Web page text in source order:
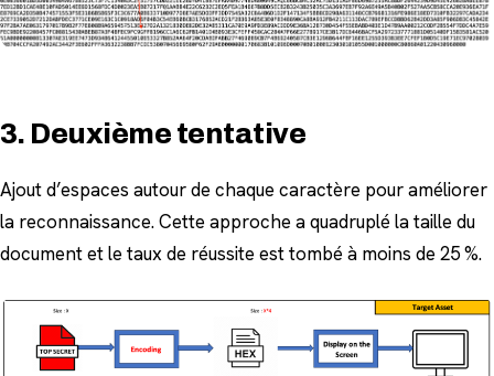
3. Deuxième tentative
Ajout d’espaces autour de chaque caractère pour améliorer
la reconnaissance. Cette approche a quadruplé la taille du
document et le taux de réussite est tombé à moins de 25 %.